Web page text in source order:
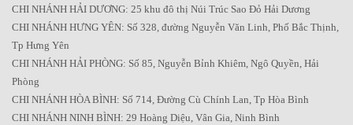
CHI NHÁNH HẢI DƯƠNG: 25 khu đô thị Núi Trúc Sao Đỏ Hải Dương
CHI NHÁNH HƯNG YÊN: Số 328, đường Nguyễn Văn Linh, Phố Bắc Thịnh,
Tp Hưng Yên
CHI NHÁNH HẢI PHÒNG: Số 85, Nguyễn Bỉnh Khiêm, Ngô Quyền, Hải
Phòng
CHI NHÁNH HÒA BÌNH: Số 714, Đường Cù Chính Lan, Tp Hòa Bình
CHI NHÁNH NINH BÌNH: 29 Hoàng Diệu, Vân Gia, Ninh Bình